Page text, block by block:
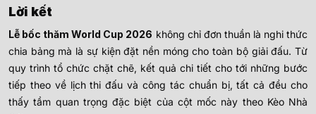
Lời kết
Lễ bốc thăm World Cup 2026 không chỉ đơn thuần là nghi thức
chia bảng mà là sự kiện đặt nền móng cho toàn bộ giải đấu. Từ
quy trình tổ chức chặt chẽ, kết quả chi tiết cho tới những bước
tiếp theo về lịch thi đấu và công tác chuẩn bị, tất cả đều cho
thấy tầm quan trọng đặc biệt của cột mốc này theo Kèo Nhà